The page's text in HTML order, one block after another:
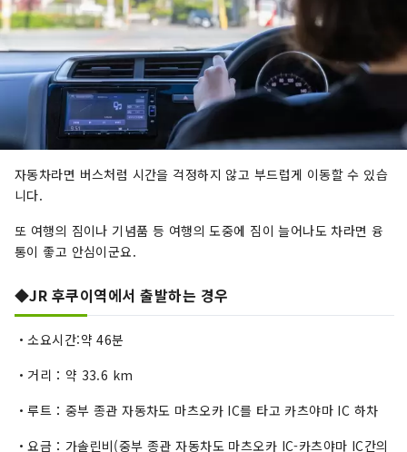
자동차라면 버스처럼 시간을 걱정하지 않고 부드럽게 이동할 수 있습
니다.
또 여행의 짐이나 기념품 등 여행의 도중에 짐이 늘어나도 차라면 융
통이 좋고 안심이군요.
◆JR 후쿠이역에서 출발하는 경우
・소요시간:약 46분
・거리：약 33.6 km
・루트：중부 종관 자동차도 마츠오카 IC를 타고 카츠야마 IC 하차
・요금：가솔린비(중부 종관 자동차도 마츠오카 IC-카츠야마 IC간의